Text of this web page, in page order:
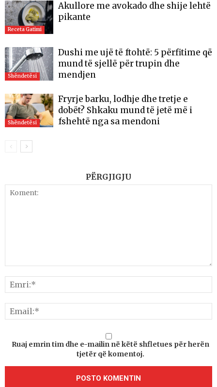
Receta Gatimi
Akullore me avokado dhe shije lehtë
pikante
Shëndetësi
Dushi me ujë të ftohtë: 5 përfitime që
mund të sjellë për trupin dhe
mendjen
Shëndetësi
Fryrje barku, lodhje dhe tretje e
dobët? Shkaku mund të jetë më i
fshehtë nga sa mendoni
PËRGJIGJU
Ruaj emrin tim dhe e-mailin në këtë shfletues për herën
tjetër që komentoj.